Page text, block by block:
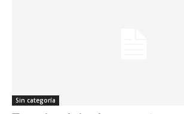
Sin categoría